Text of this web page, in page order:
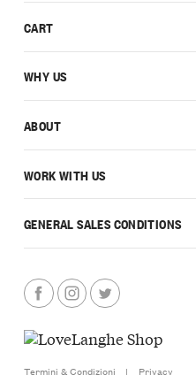
CART
WHY US
ABOUT
WORK WITH US
GENERAL SALES CONDITIONS
Termini & Condizioni | Privacy